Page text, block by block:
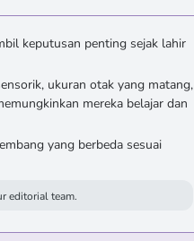
keputusan penting sejak lahir
ukuran otak yang matang,
mereka belajar dan
yang berbeda sesuai
editorial team.